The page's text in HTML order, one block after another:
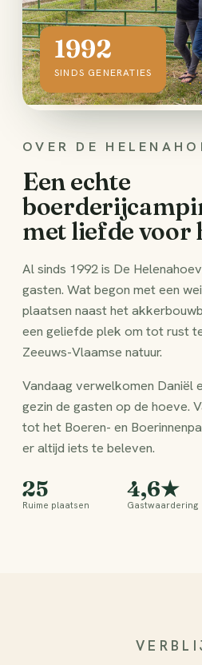
1992
SINDS GENERATIES
OVER DE
Een echte
met liefde voor
Al sinds 1992 is De
gasten. Wat begon met een
plaatsen naast het
een geliefde plek om tot rust
Zeeuws-Vlaamse natuur.
Vandaag verwelkomen Daniël
gezin de gasten op de hoeve.
tot het Boeren- en
er altijd iets te beleven.
25
Ruime plaatsen
4,6★
Gastwaardering